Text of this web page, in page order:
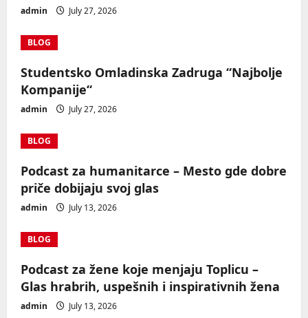
admin July 27, 2026
BLOG
Studentsko Omladinska Zadruga “Najbolje
Kompanije“
admin July 27, 2026
BLOG
Podcast za humanitarce – Mesto gde dobre
priče dobijaju svoj glas
admin July 13, 2026
BLOG
Podcast za žene koje menjaju Toplicu –
Glas hrabrih, uspešnih i inspirativnih žena
admin July 13, 2026